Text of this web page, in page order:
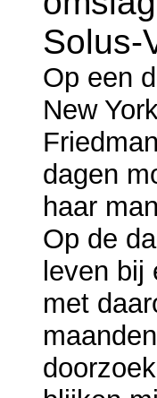
Solus-
Op een
New
dagen
haar
Op de
leven
met